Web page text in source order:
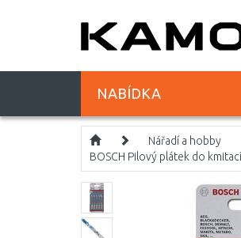
NABÍDKA
Nářadí a hobby
BOSCH Pilový plátek do